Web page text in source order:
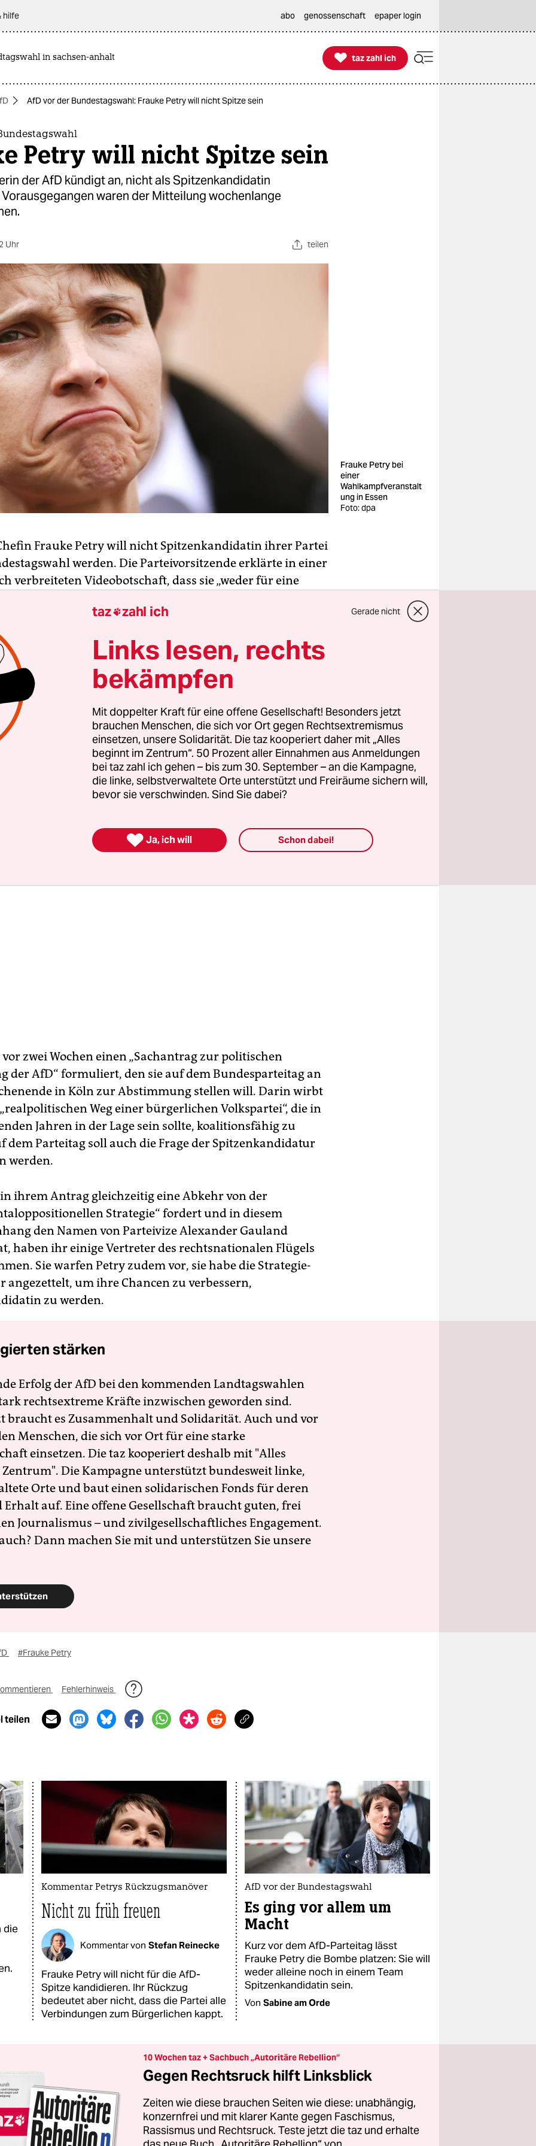
hilfe abo genossenschaft epaper login
in sachsen-anhalt 
taz zahl ich
taz zahl ich
AfD vor der Bundestagswahl: Frauke Petry will nicht Spitze sein
Petry will nicht Spitze sein
der AfD kündigt an, nicht als Spitzenkandidatin
waren der Mitteilung wochenlange
Uhr teilen
Frauke Petry bei
einer
Wahlkampfveranstalt
ung in Essen
Foto: dpa
Frauke Petry will nicht Spitzenkandidatin ihrer Partei
werden. Die Parteivorsitzende erklärte in einer
verbreiteten Videobotschaft, dass sie „weder für eine
zur Verfügung stehe“. Zur Begründung sagte sie, es sei ihr
ihre Partei drängende Sachfragen unabhängig von
diskutiere.
die AfD leide seit Herbst 2015 darunter, dass es keine
Strategie gebe. „So ist das Außenbild der AfD immer
die unabgestimmte – also für die Parteiführung völlig
– maximale Provokation weniger Repräsentanten
habe einen Teil der bürgerlichen Wähler verschreckt
dass das Wählerpotenzial der AfD zuletzt deutlich
sei. Während dieses im Herbst 2015 noch bei bis zu 30
zwei Wochen einen „Sachantrag zur politischen
der AfD“ formuliert, den sie auf dem Bundesparteitag an
in Köln zur Abstimmung stellen will. Darin wirbt
Weg einer bürgerlichen Volkspartei“, die in
Jahren in der Lage sein sollte, koalitionsfähig zu
dem Parteitag soll auch die Frage der Spitzenkandidatur
werden.
ihrem Antrag gleichzeitig eine Abkehr von der
Strategie“ fordert und in diesem
den Namen von Parteivize Alexander Gauland
haben ihr einige Vertreter des rechtsnationalen Flügels
Sie warfen Petry zudem vor, sie habe die Strategie-
angezettelt, um ihre Chancen zu verbessern,
zu werden.
stärken
Erfolg der AfD bei den kommenden Landtagswahlen
rechtsextreme Kräfte inzwischen geworden sind.
braucht es Zusammenhalt und Solidarität. Auch und vor
Menschen, die sich vor Ort für eine starke
einsetzen. Die taz kooperiert deshalb mit "Alles
Die Kampagne unterstützt bundesweit linke,
Orte und baut einen solidarischen Fonds für deren
Erhalt auf. Eine offene Gesellschaft braucht guten, frei
Journalismus – und zivilgesellschaftliches Engagement.
Dann machen Sie mit und unterstützen Sie unsere
#Frauke Petry
Fehlerhinweis
teilen
die
Kommentar Petrys Rückzugsmanöver
Nicht zu früh freuen
Kommentar von Stefan Reinecke
Frauke Petry will nicht für die AfD-
Spitze kandidieren. Ihr Rückzug
bedeutet aber nicht, dass die Partei alle
Verbindungen zum Bürgerlichen kappt.
AfD vor der Bundestagswahl
Es ging vor allem um
Macht
Kurz vor dem AfD-Parteitag lässt
Frauke Petry die Bombe platzen: Sie will
weder alleine noch in einem Team
Spitzenkandidatin sein.
Von Sabine am Orde
10 Wochen taz + Sachbuch „Autoritäre Rebellion“
Gegen Rechtsruck hilft Linksblick
Zeiten wie diese brauchen Seiten wie diese: unabhängig,
konzernfrei und mit klarer Kante gegen Faschismus,
Rassismus und Rechtsruck. Teste jetzt die taz und erhalte
taz zahl ich Gerade nicht
Links lesen, rechts
bekämpfen
Mit doppelter Kraft für eine offene Gesellschaft! Besonders jetzt
brauchen Menschen, die sich vor Ort gegen Rechtsextremismus
einsetzen, unsere Solidarität. Die taz kooperiert daher mit „Alles
beginnt im Zentrum“. 50 Prozent aller Einnahmen aus Anmeldungen
bei taz zahl ich gehen – bis zum 30. September – an die Kampagne,
die linke, selbstverwaltete Orte unterstützt und Freiräume sichern will,
bevor sie verschwinden. Sind Sie dabei?
 Ja, ich will Schon dabei!